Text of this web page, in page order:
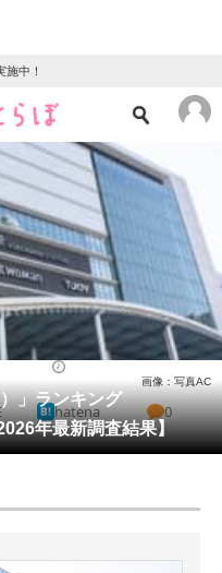
中！
ース
ズ
・育児
サーチ
」ランキング
年最新調査結果】
画像：写真AC
hatena 0